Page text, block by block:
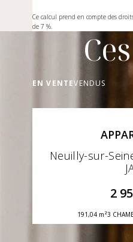
Ce calcul prend en compte des
de 7 %.
EN VENTEVENDUS
Neuilly-sur-
2
191,04 m²3